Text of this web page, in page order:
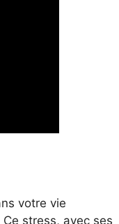
votre vie
stress, avec ses